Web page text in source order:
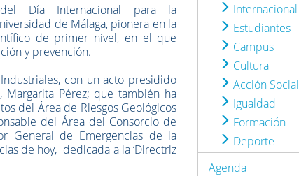
Día Internacional para la
de Málaga, pionera en la
de primer nivel, en el que
y prevención.
con un acto presidido
Pérez; que también ha
del Área de Riesgos Geológicos
del Área del Consorcio de
General de Emergencias de la
de hoy, dedicada a la ‘Directriz
Internacional
Estudiantes
Campus
Cultura
Acción Social
Igualdad
Formación
Deporte
Agenda